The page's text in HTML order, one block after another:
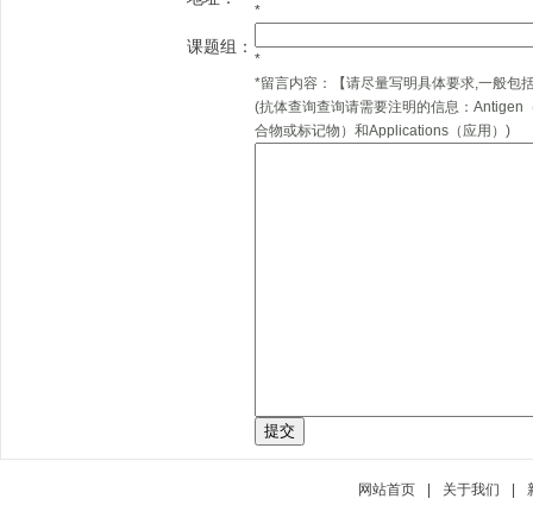
*
课题组：
*
*留言内容：
【请尽量写明具体要求,一般包
(抗体查询查询请需要注明的信息：Antigen
合物或标记物）和Applications（应用）)
网站首页 关于我们